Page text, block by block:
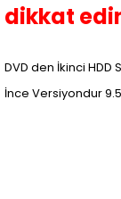
dikkat
DVD den İkinci HDD
İnce Versiyondur